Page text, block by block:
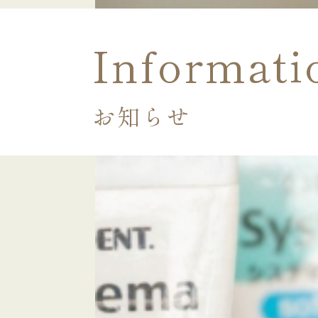
お知らせ